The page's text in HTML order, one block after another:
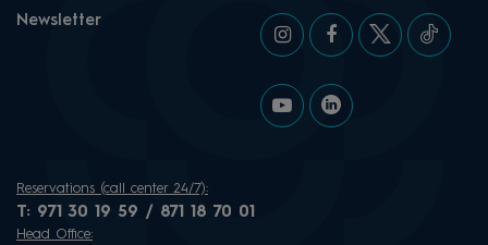
Newsletter
Reservations (call center 24/7):
T: 971 30 19 59 / 871 18 70 01
Head Office: